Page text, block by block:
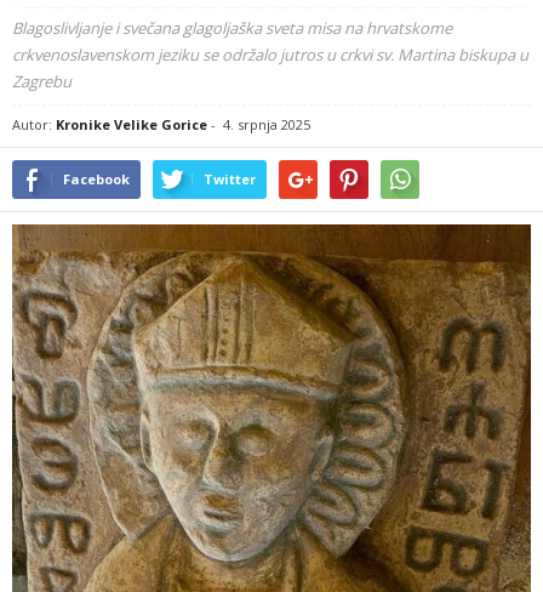
Blagoslivljanje i svečana glagoljaška sveta misa na hrvatskome
crkvenoslavenskom jeziku se održalo jutros u crkvi sv. Martina biskupa u
Zagrebu
Autor: Kronike Velike Gorice - 4. srpnja 2025
Facebook Twitter